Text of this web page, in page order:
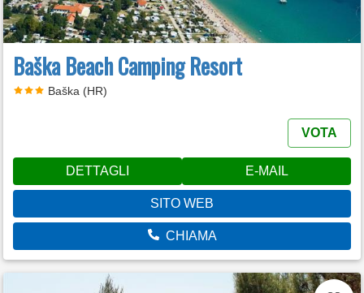
Baška Beach Camping Resort
Baška (HR)
VOTA
DETTAGLI E-MAIL
SITO WEB
CHIAMA